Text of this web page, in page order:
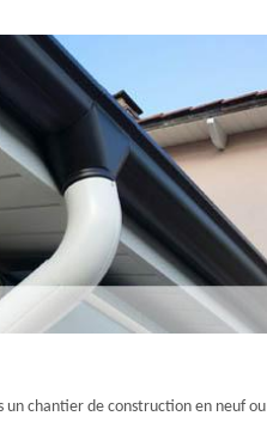
un chantier de construction en neuf ou